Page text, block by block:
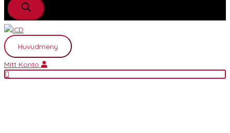
Huvudmeny
Mitt Konto